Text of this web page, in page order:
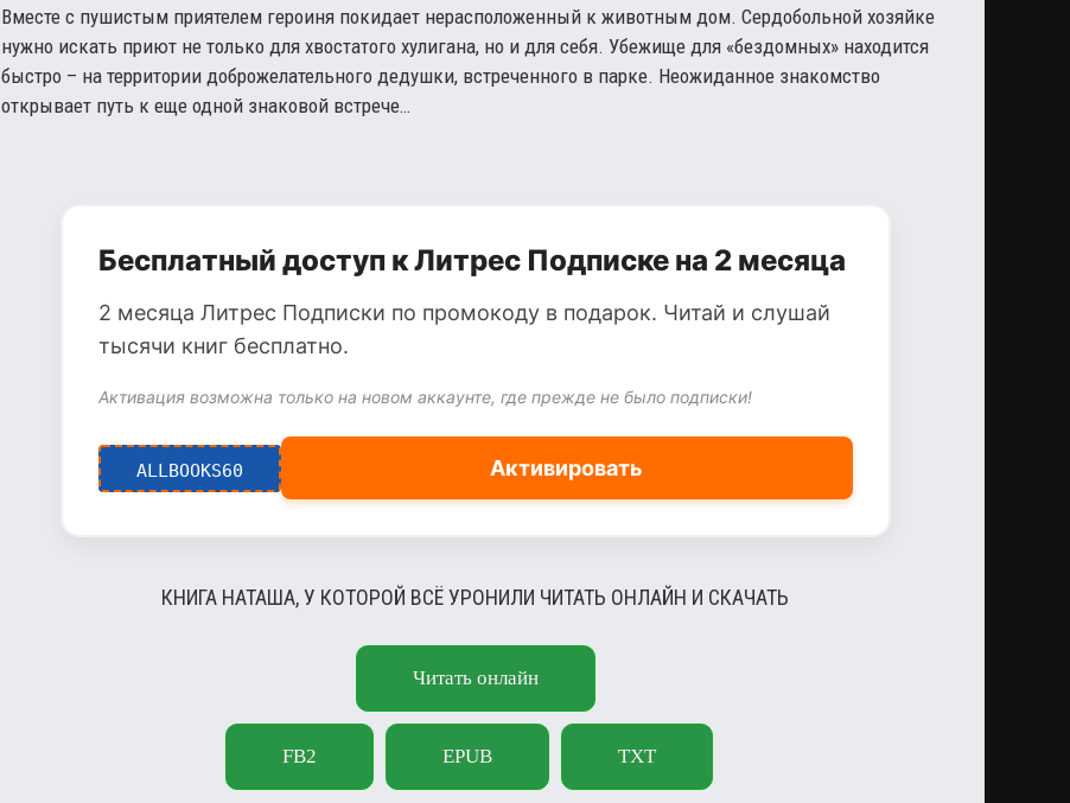
Вместе с пушистым приятелем героиня покидает нерасположенный к животным дом. Сердобольной хозяйке
нужно искать приют не только для хвостатого хулигана, но и для себя. Убежище для «бездомных» находится
быстро – на территории доброжелательного дедушки, встреченного в парке. Неожиданное знакомство
открывает путь к еще одной знаковой встрече…
Бесплатный доступ к Литрес Подписке на 2 месяца
2 месяца Литрес Подписки по промокоду в подарок. Читай и слушай
тысячи книг бесплатно.
Активация возможна только на новом аккаунте, где прежде не было подписки!
ALLBOOKS60 Активировать
КНИГА НАТАША, У КОТОРОЙ ВСЁ УРОНИЛИ ЧИТАТЬ ОНЛАЙН И СКАЧАТЬ
Читать онлайн
FB2 EPUB TXT